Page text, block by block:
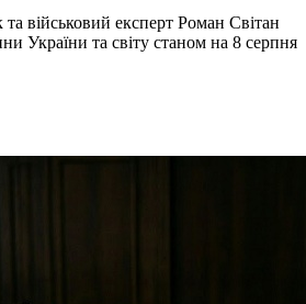
військовий експерт Роман Світан
України та світу станом на 8 серпня